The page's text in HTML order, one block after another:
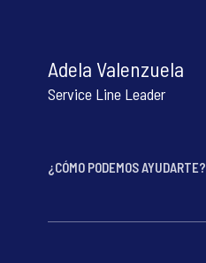
Adela Valenzuela
Service Line Leader
¿CÓMO PODEMOS AYUDARTE?